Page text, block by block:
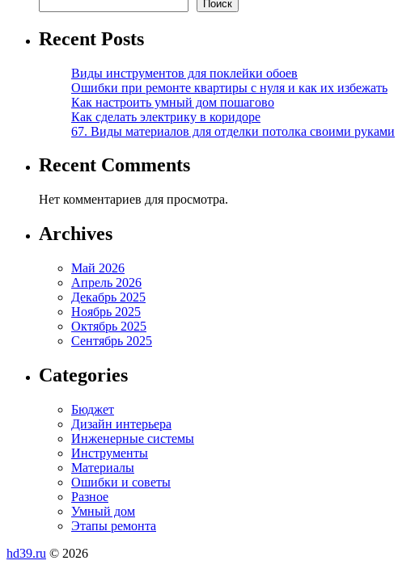
Поиск
Recent Posts
Виды инструментов для поклейки обоев
Ошибки при ремонте квартиры с нуля и как их избежать
Как настроить умный дом пошагово
Как сделать электрику в коридоре
67. Виды материалов для отделки потолка своими руками
Recent Comments
Нет комментариев для просмотра.
Archives
Май 2026
Апрель 2026
Декабрь 2025
Ноябрь 2025
Октябрь 2025
Сентябрь 2025
Categories
Бюджет
Дизайн интерьера
Инженерные системы
Инструменты
Материалы
Ошибки и советы
Разное
Умный дом
Этапы ремонта
hd39.ru © 2026